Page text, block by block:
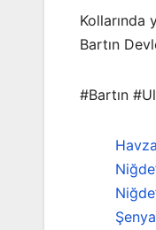
Kollarında
Bartın
#Bartın